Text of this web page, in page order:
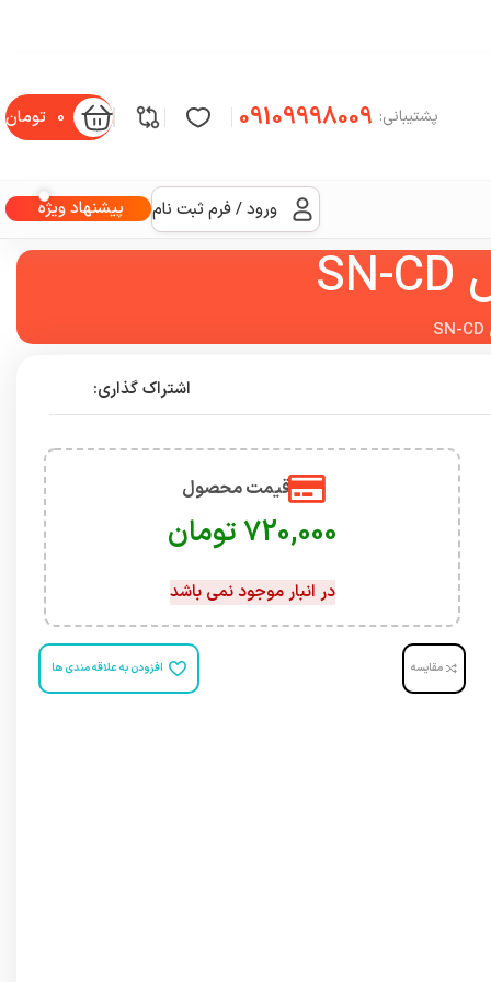
پشتیبانی: 09109998009
0 تومان
ورود / فرم ثبت نام پیشنهاد ویژه
اشتراک گذاری:
قیمت محصول
تومان
در انبار موجود نمی باشد
مقایسه افزودن به علاقه مندی ها